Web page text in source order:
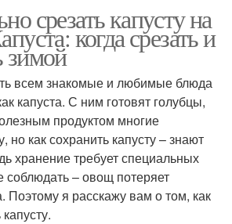
срезать капусту на
когда срезать и
зимой
всем знакомые и любимые блюда
капуста. С ним готовят голубцы,
продуктом многие
но как сохранить капусту – знают
хранение требует специальных
соблюдать – овощ потеряет
Поэтому я расскажу вам о том, как